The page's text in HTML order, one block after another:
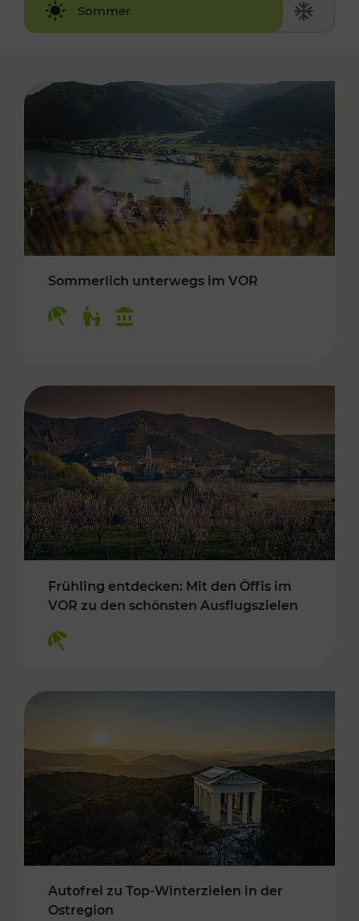
Sommer
Winter
Sommerlich unterwegs im VOR
Frühling entdecken: Mit den Öffis im
VOR zu den schönsten Ausflugszielen
Autofrei zu Top-Winterzielen in der
Ostregion